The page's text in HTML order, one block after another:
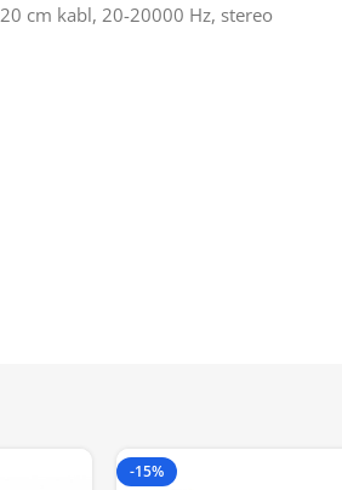
cm kabl, 20-20000 Hz, stereo
-15%